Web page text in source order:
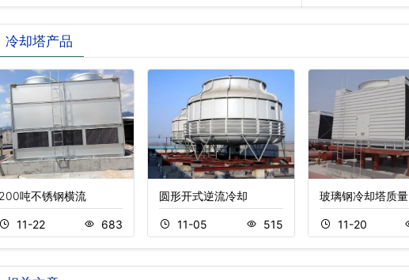
冷却塔产品
200吨不锈钢横流
11-22 683
圆形开式逆流冷却
11-05 515
玻璃钢冷却塔质量
11-20